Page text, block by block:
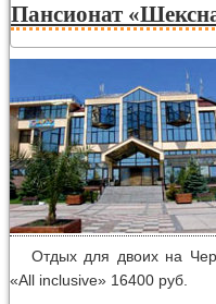
Пансионат
Отдых для двоих на
«All inclusive» 16400 руб.